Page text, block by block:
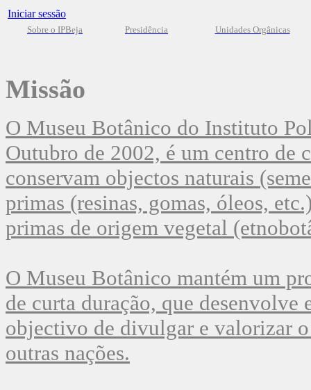
Iniciar sessão
Sobre o IPBeja Presidência Unidades Orgânicas
Missão
O Museu Botânico do Instituto
Outubro de 2002, é um centro de
conservam objectos naturais
primas (resinas, gomas, óleos,
primas de origem vegetal
O Museu Botânico mantém um
de curta duração, que
objectivo de divulgar e valorizar
outras nações.